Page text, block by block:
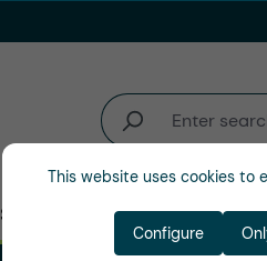
Secteurs d'activité
This website uses cookies to
Configure